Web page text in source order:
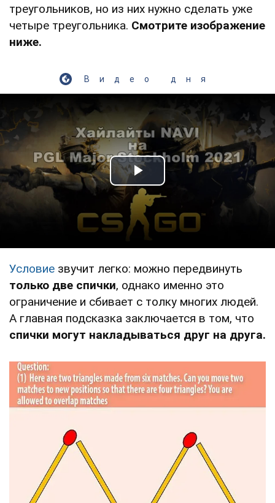
треугольников, но из них нужно сделать уже
четыре треугольника. Смотрите изображение
ниже.
Видео дня
Play Video
Условие звучит легко: можно передвинуть
только две спички, однако именно это
ограничение и сбивает с толку многих людей.
А главная подсказка заключается в том, что
спички могут накладываться друг на друга.